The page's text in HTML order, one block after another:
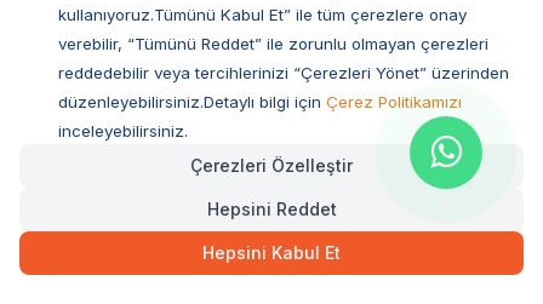
Kimler için uygun? Yüksek protein ihtiyacı olan büyük
ırk yavru köpekler için önerilir.
Yavru Köpek Maması Kullanmanın Avantajları
Yavru köpeklerin gelişim sürecinde doğru beslenme
büyük önem taşır. Yavru köpek maması kullanmanın
avantajları, yavru köpeklerin ihtiyaç duyduğu protein,
vitamin, mineral ve sağlıklı yağları dengeli bir şekilde
sunmasıdır. Özel olarak formüle edilen bu mamalar,
kullanıyoruz.Tümünü Kabul Et” ile tüm çerezlere onay
verebilir, “Tümünü Reddet” ile zorunlu olmayan çerezleri
reddedebilir veya tercihlerinizi “Çerezleri Yönet” üzerinden
düzenleyebilirsiniz.Detaylı bilgi için Çerez Politikamızı
inceleyebilirsiniz.
Çerezleri Özelleştir
Hepsini Reddet
Hepsini Kabul Et